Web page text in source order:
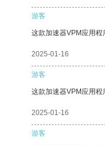
游客
这款加速器VPM应用程
2025-01-16
游客
这款加速器VPM应用程
2025-01-16
游客